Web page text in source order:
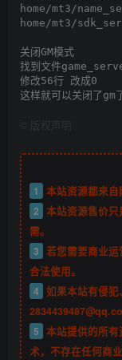
home/mt3/
home/mt3/
关闭GM模式
找到文件
修改56行 改成0
这样就可以关闭了gm
版权声明
1
本站资源都来自
2 本站资源售价
需。
3 若您需要商业
合法使用。
4 如果本站有侵犯
5 本站提供的所
术，不存在任何商